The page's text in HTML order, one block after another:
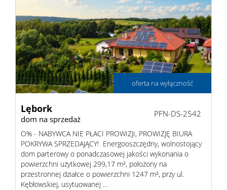
oferta na wyłączność
Lębork
dom na sprzedaż
PFN-DS-2542
O% - NABYWCA NIE PŁACI PROWIZJI, PROWIZJĘ BIURA
POKRYWA SPRZEDAJĄCY! Energooszczędny, wolnostojący
dom parterowy o ponadczasowej jakości wykonania o
powierzchni użytkowej 299,17 m², położony na
przestronnej działce o powierzchni 1247 m², przy ul.
Kębłowskiej, usytuowanej ...